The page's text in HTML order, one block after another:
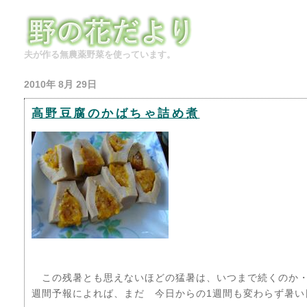
夫が作る無農薬野菜を使っています。
2010年 8月 29日
高野豆腐のかばちゃ詰め煮
この残暑とも思えないほどの猛暑は、いつまで続くのか・
週間予報によれば、まだ 今日からの1週間も変わらず暑い